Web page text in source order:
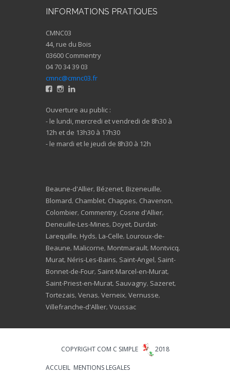
INFORMATIONS PRATIQUES
CMNC03
44, rue du Bois
03600 Commentry
04 70 34 39 03
cmnc@cmnc03.fr
Ouverture au public :
- le lundi, mercredi et vendredi de 8h30 à
12h et de 13h30 à 17h30
- le mardi et le jeudi de 8h30 à 12h
Beaune-d'Allier, Bézenet, Bizeneuille,
Blomard, Chamblet, Chappes, Chavenon,
Colombier, Commentry, Cosne d'Allier,
Deneuille-Les-Mines, Doyet, Durdat-
Larequille, Hyds, La-Celle, Louroux-de-
Beaune, Malicorne, Montmarault, Montvicq,
Murat, Néris-Les-Bains, Saint-Angel, Saint-
Bonnet-de-Four, Saint-Marcel-en-Murat,
Saint-Priest-en-Murat, Sauvagny, Sazeret,
Tortezais, Venas, Verneix, Vernusse,
Villefranche-d'Allier, Voussac
COPYRIGHT COM C SIMPLE 2018
ACCUEIL MENTIONS LEGALES